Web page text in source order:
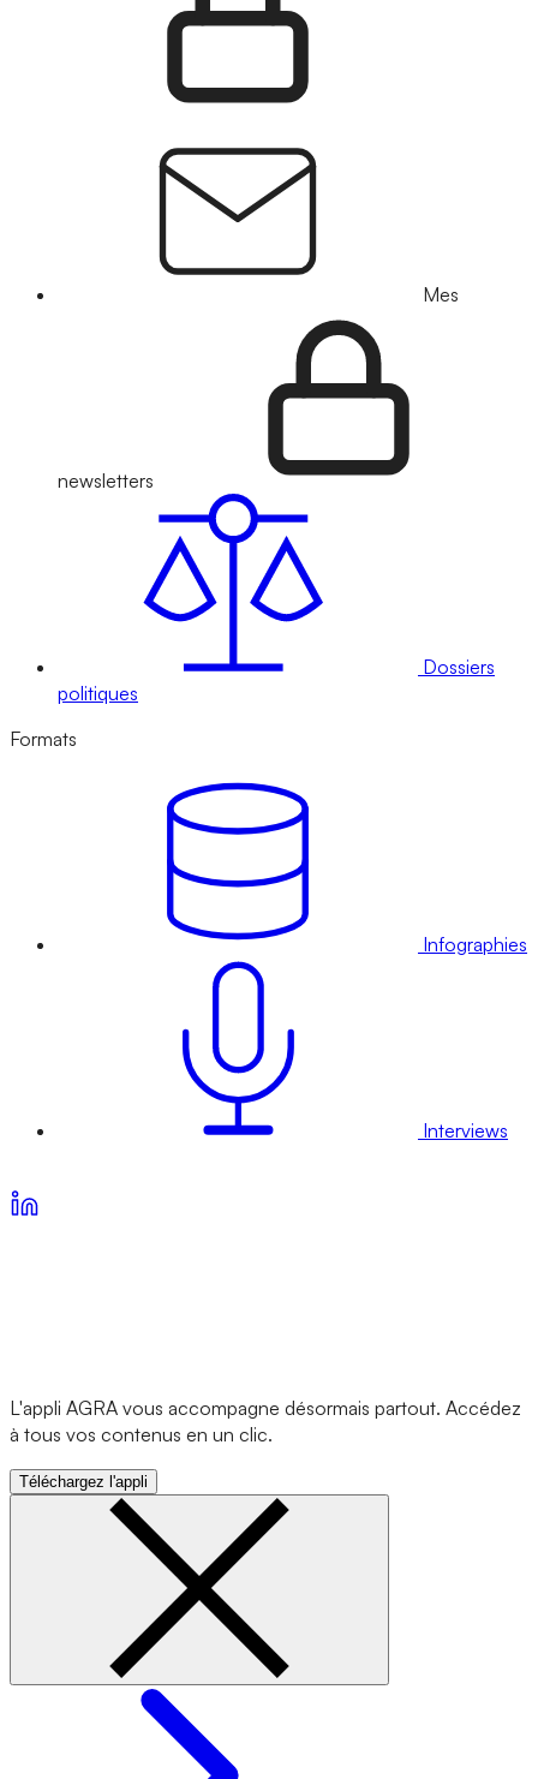
Mes
newsletters
Dossiers
politiques
Formats
Infographies
Interviews
L'appli AGRA vous accompagne désormais partout. Accédez
à tous vos contenus en un clic.
Téléchargez l'appli